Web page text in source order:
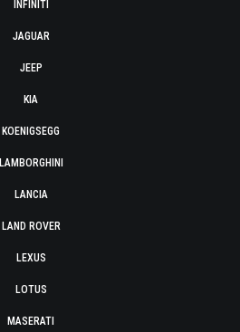
INFINITI
JAGUAR
JEEP
KIA
KOENIGSEGG
LAMBORGHINI
LANCIA
LAND ROVER
LEXUS
LOTUS
MASERATI